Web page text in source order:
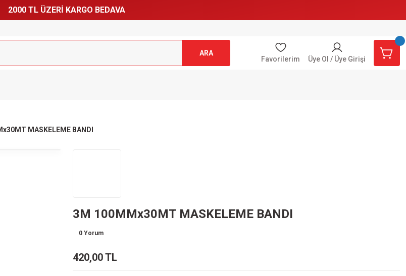
2000 TL ÜZERİ KARGO BEDAVA
ARA
Favorilerim Üye Ol / Üye Girişi
MASKELEME BANDI
3M 100MMx30MT MASKELEME BANDI
0 Yorum
420,00 TL